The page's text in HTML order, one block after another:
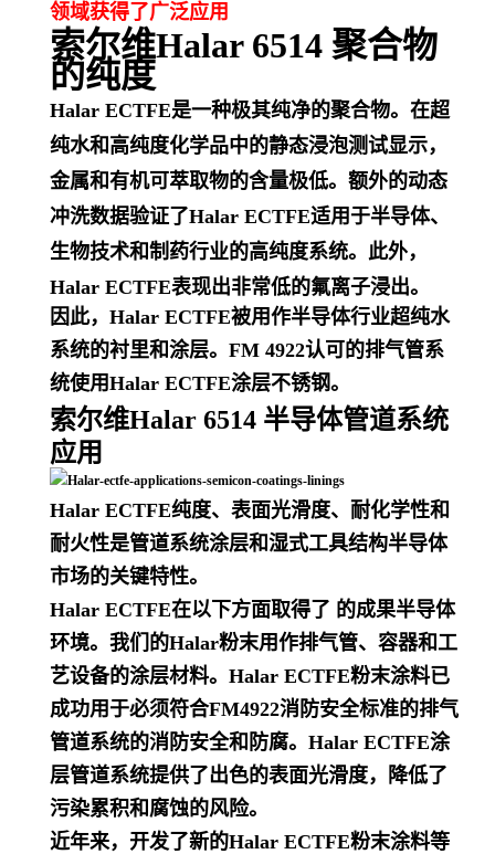
领域获得了广泛应用
索尔维Halar 6514 聚合物
的纯度
Halar ECTFE是一种极其纯净的聚合物。在超
纯水和高纯度化学品中的静态浸泡测试显示，
金属和有机可萃取物的含量极低。额外的动态
冲洗数据验证了Halar ECTFE适用于半导体、
生物技术和制药行业的高纯度系统。此外，
Halar ECTFE表现出非常低的氟离子浸出。
因此，Halar ECTFE被用作半导体行业超纯水
系统的衬里和涂层。FM 4922认可的排气管系
统使用Halar ECTFE涂层不锈钢。
索尔维Halar 6514 半导体管道系统
应用
Halar ECTFE纯度、表面光滑度、耐化学性和
耐火性是管道系统涂层和湿式工具结构半导体
市场的关键特性。
Halar ECTFE在以下方面取得了 的成果半导体
环境。我们的Halar粉末用作排气管、容器和工
艺设备的涂层材料。Halar ECTFE粉末涂料已
成功用于必须符合FM4922消防安全标准的排气
管道系统的消防安全和防腐。Halar ECTFE涂
层管道系统提供了出色的表面光滑度，降低了
污染累积和腐蚀的风险。
近年来，开发了新的Halar ECTFE粉末涂料等